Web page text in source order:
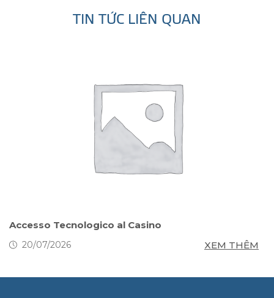
TIN TỨC LIÊN QUAN
Accesso Tecnologico al Casino
20/07/2026 XEM THÊM